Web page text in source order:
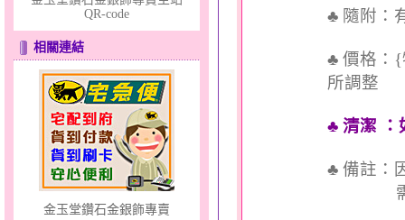
美人魚～金銀鋼套鍊
QR-code
相關連結
金玉堂鑽石金銀飾專賣
♣ 隨附：
♣ 價格：{
所調整
♣ 清潔 ：
♣ 備註：
需依實